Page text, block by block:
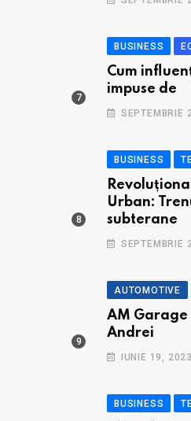
BUSINESS
Cum
impuse de
SEPTEMBRIE
BUSINESS
Urban:
subterane
SEPTEMBRIE
AUTOMOTIVE
AM Garage
Andrei
IUNIE 19, 2023
BUSINESS